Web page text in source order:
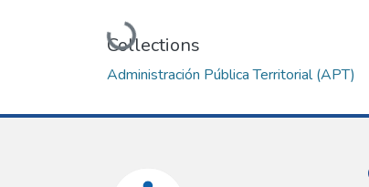
Loading...
Collections
Administración Pública Territorial (APT)